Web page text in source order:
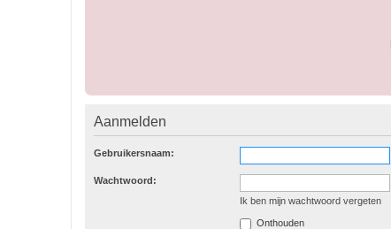
Aanmelden
Gebruikersnaam:
Wachtwoord:
Ik ben mijn wachtwoord vergeten
Onthouden